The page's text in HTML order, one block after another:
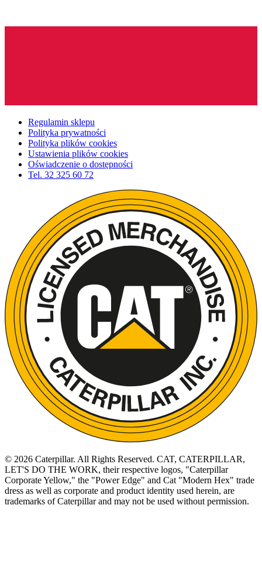
Regulamin sklepu
Polityka prywatności
Polityka plików cookies
Ustawienia plików cookies
Oświadczenie o dostępności
Tel. 32 325 60 72
© 2026 Caterpillar. All Rights Reserved. CAT, CATERPILLAR,
LET'S DO THE WORK, their respective logos, "Caterpillar
Corporate Yellow," the "Power Edge" and Cat "Modern Hex" trade
dress as well as corporate and product identity used herein, are
trademarks of Caterpillar and may not be used without permission.